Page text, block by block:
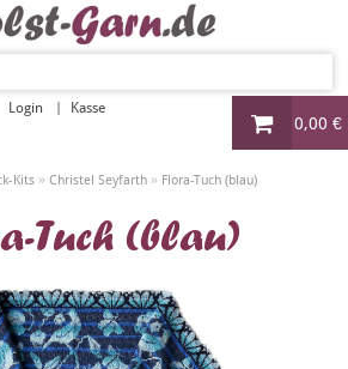
0,00 €
Login Kasse
Kits» Christel Seyfarth» Flora-Tuch (blau)
Tuch (blau)